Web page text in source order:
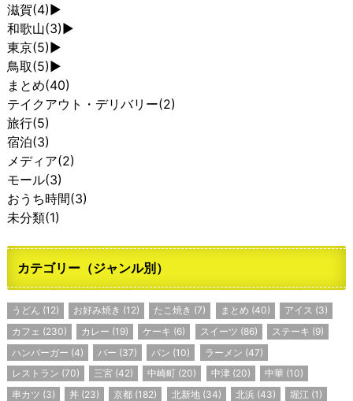
滋賀(4) ►
和歌山(3) ►
東京(5) ►
鳥取(5) ►
まとめ(40)
テイクアウト・デリバリー(2)
旅行(5)
宿泊(3)
メディア(2)
モール(3)
おうち時間(3)
未分類(1)
カテゴリー（ジャンル別）
うどん (12) お好み焼き (12) たこ焼き (7) まとめ (40) アイス (3)
カフェ (230) カレー (19) ケーキ (6) スイーツ (86) ステーキ (9)
ハンバーガー (4) バー (37) パン (10) ラーメン (47)
レストラン (70) 三宮 (42) 中崎町 (20) 中津(20) 中華(10)
串カツ (3) 丼 (23) 京都 (182) 北新地(34) 北浜(43) 堀江 (1)